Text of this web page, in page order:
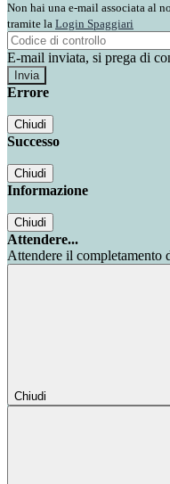
Non hai una e-mail associata al
tramite la Login Spaggiari
E-mail inviata, si prega di
Errore
Chiudi
Successo
Chiudi
Informazione
Chiudi
Attendere...
Attendere il completamento
Chiudi